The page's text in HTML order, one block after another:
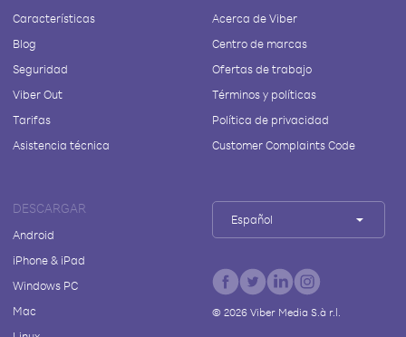
Características
Blog
Seguridad
Viber Out
Tarifas
Asistencia técnica
Acerca de Viber
Centro de marcas
Ofertas de trabajo
Términos y políticas
Política de privacidad
Customer Complaints Code
DESCARGAR
Android
iPhone & iPad
Windows PC
Mac
Español
© 2026Viber Media S.à r.l.